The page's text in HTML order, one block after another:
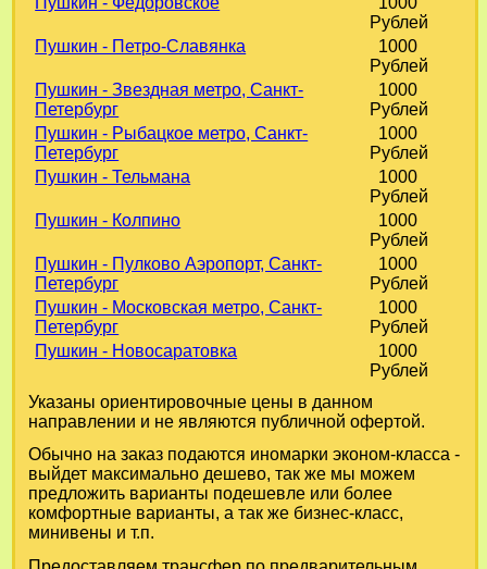
Рублей
Пушкин - Петро-Славянка
1000
Рублей
Пушкин - Звездная метро, Санкт-
Петербург
1000
Рублей
Пушкин - Рыбацкое метро, Санкт-
Петербург
1000
Рублей
Пушкин - Тельмана
1000
Рублей
Пушкин - Колпино
1000
Рублей
Пушкин - Пулково Аэропорт, Санкт-
Петербург
1000
Рублей
Пушкин - Московская метро, Санкт-
Петербург
1000
Рублей
Пушкин - Новосаратовка
1000
Рублей
Указаны ориентировочные цены в данном
направлении и не являются публичной офертой.
Обычно на заказ подаются иномарки эконом-класса -
выйдет максимально дешево, так же мы можем
предложить варианты подешевле или более
комфортные варианты, а так же бизнес-класс,
минивены и т.п.